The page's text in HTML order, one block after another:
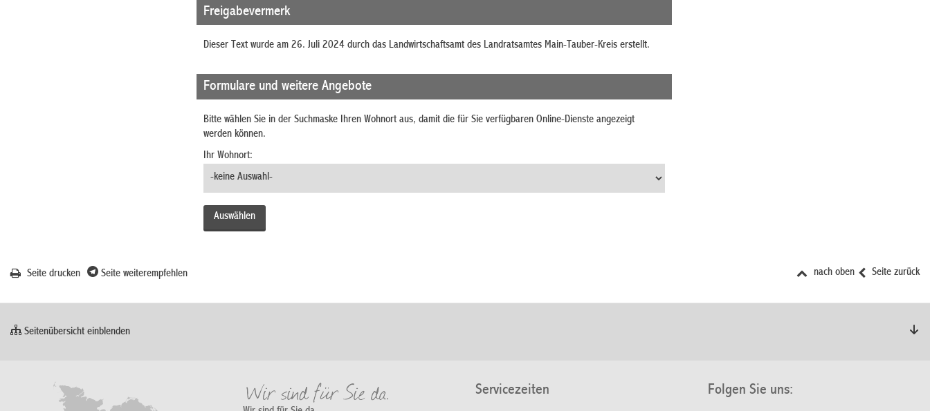
Freigabevermerk
Dieser Text wurde am 26. Juli 2024 durch das Landwirtschaftsamt des Landratsamtes Main-Tauber-Kreis erstellt.
Formulare und weitere Angebote
Bitte wählen Sie in der Suchmaske Ihren Wohnort aus, damit die für Sie verfügbaren Online-Dienste angezeigt
werden können.
Ihr Wohnort:
Seite zurück
nach oben
Seite drucken Seite weiterempfehlen
Seitenübersicht einblenden
Servicezeiten Folgen Sie uns: